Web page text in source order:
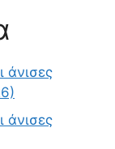
άνισες
άνισες